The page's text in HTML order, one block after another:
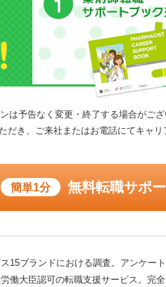
は予告なく変更・終了する場合がござ
き、ご来社またはお電話にてキャ
簡単1分 無料転職サポ
15ブランドにおける調査。アンケー
働大臣認可の転職支援サービス。完